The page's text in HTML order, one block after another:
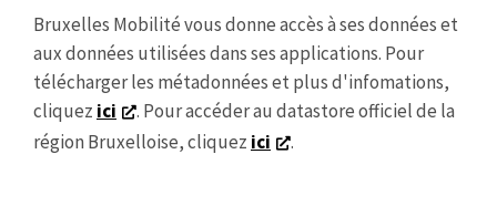
Bruxelles Mobilité vous donne accès à ses données et
aux données utilisées dans ses applications. Pour
télécharger les métadonnées et plus d'infomations,
cliquez ici
. Pour accéder au datastore officiel de la
région Bruxelloise, cliquez ici .